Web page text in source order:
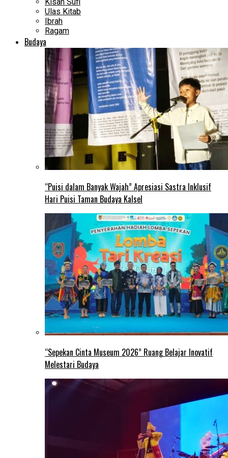
Ulas Kitab
Ibrah
Ragam
Budaya
“Puisi dalam Banyak Wajah” Apresiasi Sastra Inklusif
Hari Puisi Taman Budaya Kalsel
“Sepekan Cinta Museum 2026” Ruang Belajar Inovatif
Melestari Budaya